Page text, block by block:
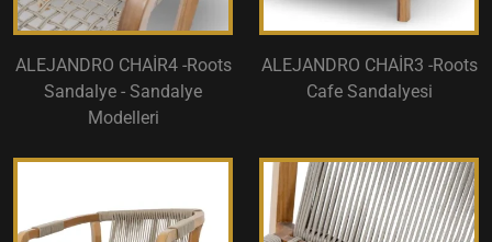
ALEJANDRO CHAİR4 -Roots
Sandalye - Sandalye
Modelleri
ALEJANDRO CHAİR3 -Roots
Cafe Sandalyesi